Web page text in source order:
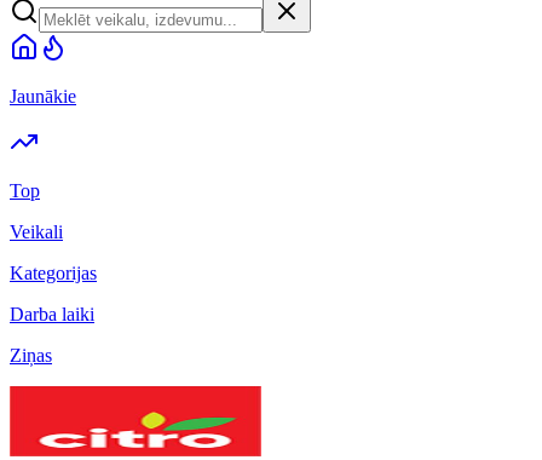
Jaunākie
Top
Veikali
Kategorijas
Darba laiki
Ziņas